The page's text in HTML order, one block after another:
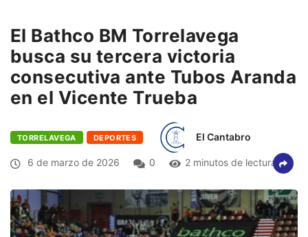
El Bathco BM Torrelavega
busca su tercera victoria
consecutiva ante Tubos Aranda
en el Vicente Trueba
TORRELAVEGA DEPORTES El Cantabro
6 de marzo de 2026 0 2 minutos de lectura